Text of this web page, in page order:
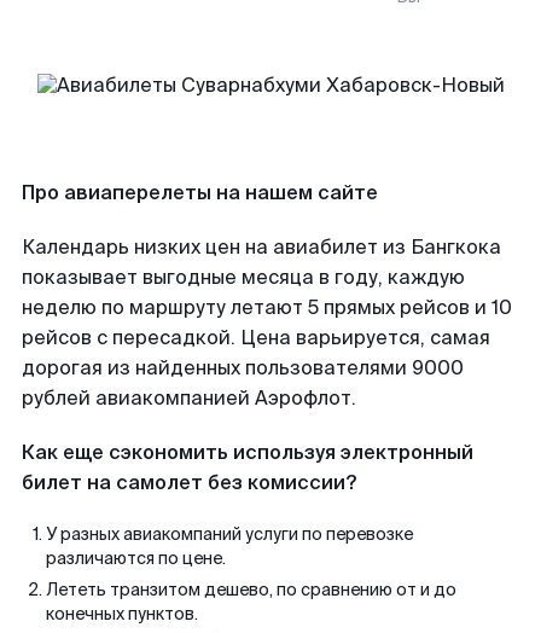
Про авиаперелеты на нашем сайте
Календарь низких цен на авиабилет из Бангкока
показывает выгодные месяца в году, каждую
неделю по маршруту летают 5 прямых рейсов и 10
рейсов с пересадкой. Цена варьируется, самая
дорогая из найденных пользователями 9000
рублей авиакомпанией Аэрофлот.
Как еще сэкономить используя электронный
билет на самолет без комиссии?
У разных авиакомпаний услуги по перевозке
различаются по цене.
Лететь транзитом дешево, по сравнению от и до
конечных пунктов.